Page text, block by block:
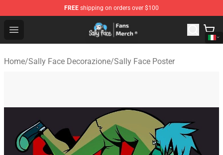
FREE shipping on orders over $100
Open menu
Sally Face Store - Official Sally Face Merchandise Shop
Home/Sally Face Decorazione/Sally Face Poster